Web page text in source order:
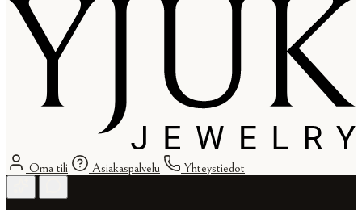
Oma tili Asiakaspalvelu Yhteystiedot